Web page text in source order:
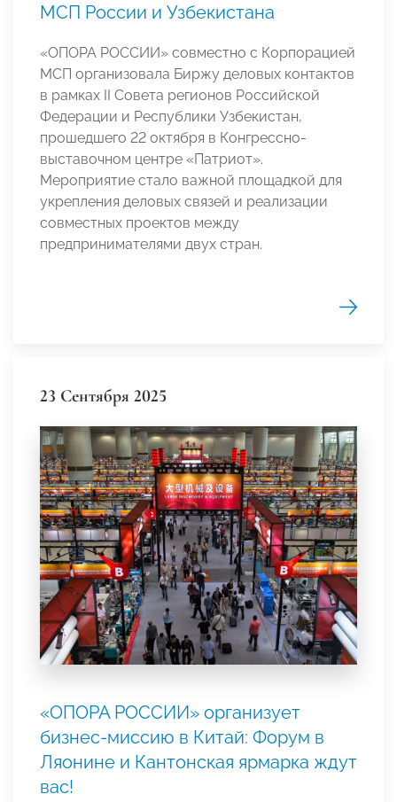
МСП России и Узбекистана
«ОПОРА РОССИИ» совместно с Корпорацией
МСП организовала Биржу деловых контактов
в рамках II Совета регионов Российской
Федерации и Республики Узбекистан,
прошедшего 22 октября в Конгрессно-
выставочном центре «Патриот».
Мероприятие стало важной площадкой для
укрепления деловых связей и реализации
совместных проектов между
предпринимателями двух стран.
23 Сентября 2025
«ОПОРА РОССИИ» организует
бизнес-миссию в Китай: Форум в
Ляонине и Кантонская ярмарка ждут
вас!